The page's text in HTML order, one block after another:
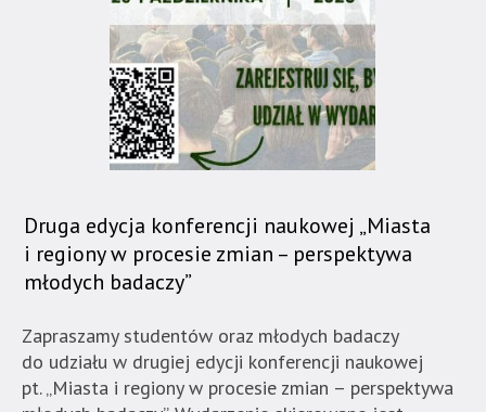
Druga edycja konferencji naukowej „Miasta
i regiony w procesie zmian – perspektywa
młodych badaczy”
Zapraszamy studentów oraz młodych badaczy
do udziału w drugiej edycji konferencji naukowej
pt. „Miasta i regiony w procesie zmian – perspektywa